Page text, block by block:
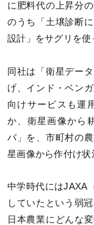
に肥料代の上昇分
のうち「土壌診断
設計」をサグリを使
同社は「衛星デー
げ、インド・ベン
向けサービスも運
か、衛星画像から
バ」を、市町村の
星画像から作付け状
中学時代にはJAXA
していたという弱
日本農業にどんな